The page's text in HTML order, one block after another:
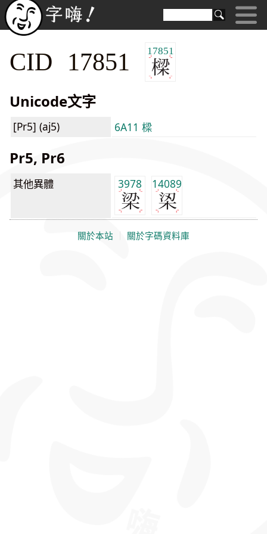
CID 17851 17851
Unicode文字
[Pr5] (aj5) 6A11 樑
Pr5, Pr6
其他異體 3978 14089
關於本站 關於字碼資料庫